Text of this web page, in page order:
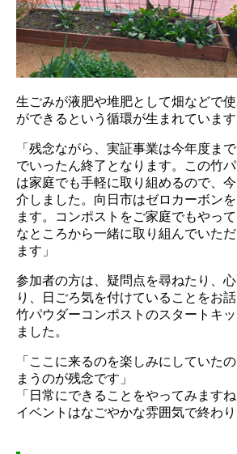
生ごみが液肥や堆肥として畑などで
ができるという循環が生まれています
「残念ながら、実証事業は今年度ま
でいったん終了となります。この竹
は家庭でも手軽に取り組めるので、
介しました。向日市はゼロカーボン
ます。コンポストをご家庭でもやっ
なところから一緒に取り組んでいた
ます」
参加者の方は、疑問点を尋ねたり、
り、日ごろ気を付けていることをお話
竹パウダーコンポストのスタートキ
ました。
「ここに来るのを楽しみにしていた
まうのが残念です」
「日常にできることをやってみますね
イベントはなごやかな雰囲気で終わり